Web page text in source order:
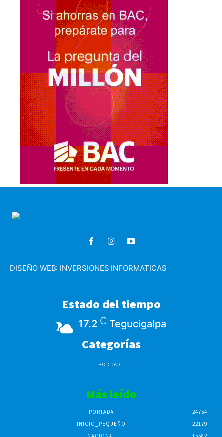
DISEÑO WEB: INVERSIONES INFORMATICAS
Estado del tiempo
17.2 C Tegucigalpa
Categorías
PODCAST
Más leído
PORTADA
24754
INICIO_PEQUEÑO
22179
NACIONAL
15582